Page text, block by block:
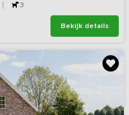
3
Bekijk details